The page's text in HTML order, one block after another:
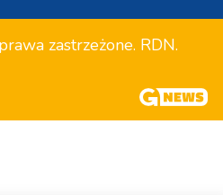
zastrzeżone. RDN.